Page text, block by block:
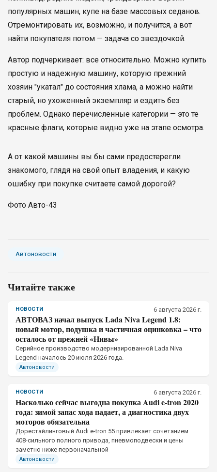
популярных машин, купе на базе массовых седанов.
Отремонтировать их, возможно, и получится, а вот
найти покупателя потом — задача со звездочкой.
Автор подчеркивает: все относительно. Можно купить
простую и надежную машину, которую прежний
хозяин "укатал" до состояния хлама, а можно найти
старый, но ухоженный экземпляр и ездить без
проблем. Однако перечисленные категории — это те
красные флаги, которые видно уже на этапе осмотра.
А от какой машины вы бы сами предостерегли
знакомого, глядя на свой опыт владения, и какую
ошибку при покупке считаете самой дорогой?
Фото Авто-43
Автоновости
Читайте также
НОВОСТИ 6 августа 2026 г.
АВТОВАЗ начал выпуск Lada Niva Legend 1.8:
новый мотор, подушка и частичная оцинковка – что
осталось от прежней «Нивы»
Серийное производство модернизированной Lada Niva
Legend началось 20 июля 2026 года.
Автоновости
НОВОСТИ 6 августа 2026 г.
Насколько сейчас выгодна покупка Audi e-tron 2020
года: зимой запас хода падает, а диагностика двух
моторов обязательна
Дорестайлинговый Audi e-tron 55 привлекает сочетанием
408-сильного полного привода, пневмоподвески и цены
заметно ниже первоначальной
Автоновости